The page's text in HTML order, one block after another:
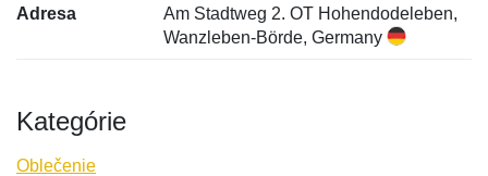
Adresa
Am Stadtweg 2. OT Hohendodeleben,
Wanzleben-Börde, Germany
Kategórie
Oblečenie